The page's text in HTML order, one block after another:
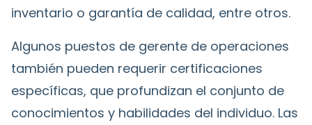
inventario o garantía de calidad, entre otros.
Algunos puestos de gerente de operaciones
también pueden requerir certificaciones
específicas, que profundizan el conjunto de
conocimientos y habilidades del individuo. Las